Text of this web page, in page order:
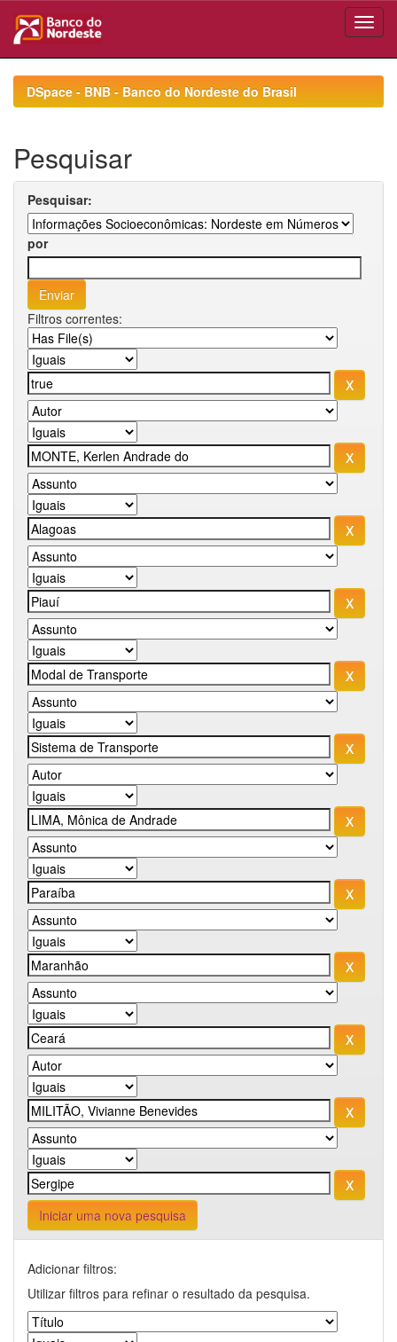
navigationDSpace - BNB - Banco do Nordeste do Brasil
Pesquisar
Pesquisar:
por
Filtros correntes:
Iniciar uma nova pesquisa
Adicionar filtros:
Utilizar filtros para refinar o resultado da pesquisa.